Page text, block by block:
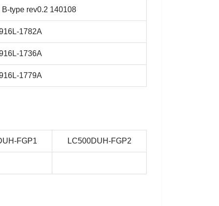
type rev0.2 140108
1782A
1736A
1779A
FGP1 LC500DUH-FGP2